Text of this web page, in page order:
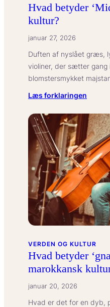
Hvad betyder
kultur?
januar 27, 2026
Duften af nyslået græs,
violiner, der sætter gang
blomstersmykket
Læs forklaringen
i
svensk
VERDEN OG KULTUR
Hvad betyder
marokkansk
januar 20, 2026
Hvad er det for en dyb,